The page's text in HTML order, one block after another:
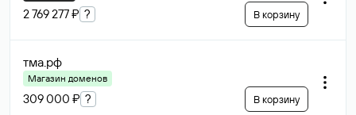
2 769 277 ₽ ? В корзину
тма.рф
Магазин доменов
309 000 ₽ ? В корзину